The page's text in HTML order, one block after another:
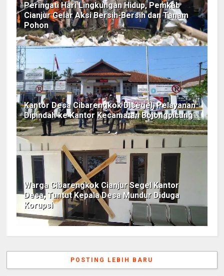
Peringati Hari Lingkungan Hidup, Pemkab
Cianjur Gelar Aksi Bersih-Bersih dan Tanam
Pohon
Kantor Desa Cibarengkok Disegel, Pelayanan
Dipindah ke Kantor Kecamatan Bojongpicung
Warga Cibarengkok Cianjur Segel Kantor
Desa, Tuntut Kepala Desa Mundur Diduga
Korupsi
POSTING LEBIH BARU